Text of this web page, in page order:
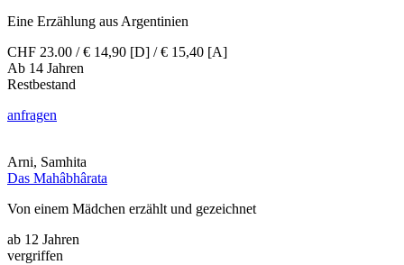
Eine Erzählung aus Argentinien
CHF 23.00 / € 14,90 [D] / € 15,40 [A]
Ab 14 Jahren
Restbestand
anfragen
Arni, Samhita
Das Mahâbhârata
Von einem Mädchen erzählt und gezeichnet
ab 12 Jahren
vergriffen